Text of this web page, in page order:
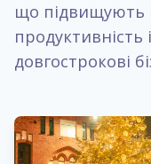
що підвищують
продуктивність
довгострокові